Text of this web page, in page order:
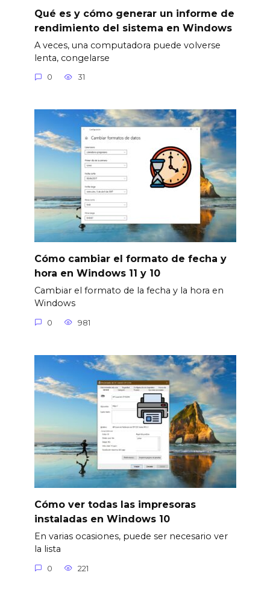
Qué es y cómo generar un informe de
rendimiento del sistema en Windows
A veces, una computadora puede volverse
lenta, congelarse
0 31
Cómo cambiar el formato de fecha y
hora en Windows 11 y 10
Cambiar el formato de la fecha y la hora en
Windows
0 981
Cómo ver todas las impresoras
instaladas en Windows 10
En varias ocasiones, puede ser necesario ver
la lista
0 221